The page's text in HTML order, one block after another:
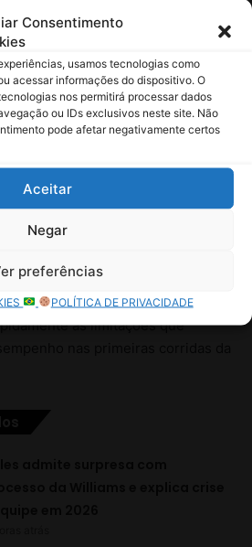
Consentimento
usamos tecnologias como
acessar informações do dispositivo. O
nos permitirá processar dados
ou IDs exclusivos neste site. Não
pode afetar negativamente certos
Aceitar
Negar
preferências
POLÍTICA DE PRIVACIDADE